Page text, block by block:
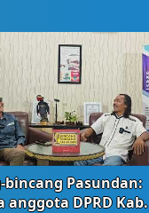
bincang Pasundan:
anggota DPRD Kab.